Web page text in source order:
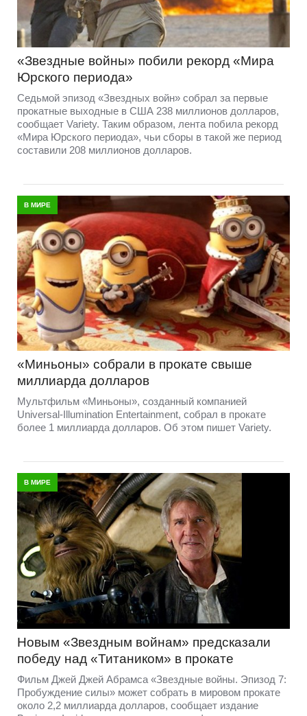
«Звездные войны» побили рекорд «Мира
Юрского периода»
Седьмой эпизод «Звездных войн» собрал за первые
прокатные выходные в США 238 миллионов долларов,
сообщает Variety. Таким образом, лента побила рекорд
«Мира Юрского периода», чьи сборы в такой же период
составили 208 миллионов долларов.
В МИРЕ
«Миньоны» собрали в прокате свыше
миллиарда долларов
Мультфильм «Миньоны», созданный компанией
Universal-Illumination Entertainment, собрал в прокате
более 1 миллиарда долларов. Об этом пишет Variety.
В МИРЕ
Новым «Звездным войнам» предсказали
победу над «Титаником» в прокате
Фильм Джей Джей Абрамса «Звездные войны. Эпизод 7:
Пробуждение силы» может собрать в мировом прокате
около 2,2 миллиарда долларов, сообщает издание